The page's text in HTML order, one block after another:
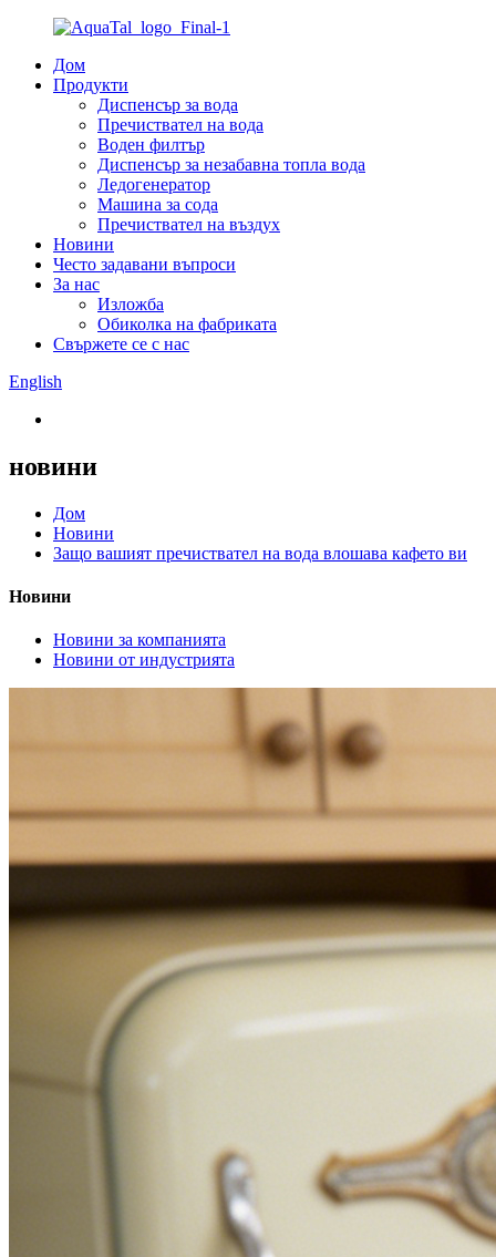
Дом
Продукти
Диспенсър за вода
Пречиствател на вода
Воден филтър
Диспенсър за незабавна топла вода
Ледогенератор
Машина за сода
Пречиствател на въздух
Новини
Често задавани въпроси
За нас
Изложба
Обиколка на фабриката
Свържете се с нас
English
новини
Дом
Новини
Защо вашият пречиствател на вода влошава кафето ви
Новини
Новини за компанията
Новини от индустрията